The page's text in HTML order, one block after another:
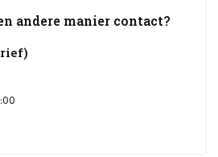
andere manier contact?